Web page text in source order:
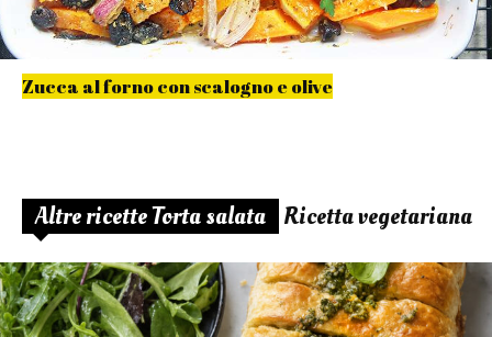
Zucca al forno con scalogno e olive
Altre ricette Torta salata Ricetta vegetariana